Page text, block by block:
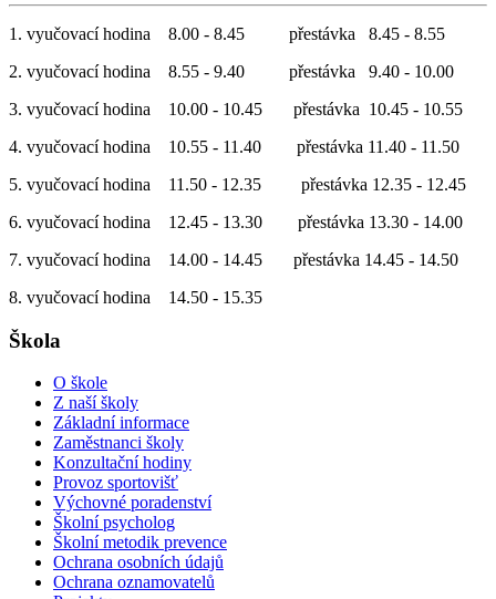
1. vyučovací hodina 8.00 - 8.45 přestávka 8.45 - 8.55
2. vyučovací hodina 8.55 - 9.40 přestávka 9.40 - 10.00
3. vyučovací hodina 10.00 - 10.45 přestávka 10.45 - 10.55
4. vyučovací hodina 10.55 - 11.40 přestávka 11.40 - 11.50
5. vyučovací hodina 11.50 - 12.35 přestávka 12.35 - 12.45
6. vyučovací hodina 12.45 - 13.30 přestávka 13.30 - 14.00
7. vyučovací hodina 14.00 - 14.45 přestávka 14.45 - 14.50
8. vyučovací hodina 14.50 - 15.35
Škola
O škole
Z naší školy
Základní informace
Zaměstnanci školy
Konzultační hodiny
Provoz sportovišť
Výchovné poradenství
Školní psycholog
Školní metodik prevence
Ochrana osobních údajů
Ochrana oznamovatelů